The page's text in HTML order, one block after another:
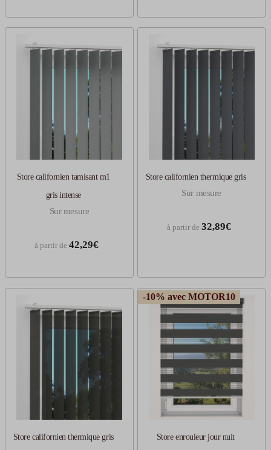
Store californien tamisant m1
gris intense
Sur mesure
à partir de 42,29€
Store californien thermique gris
Sur mesure
à partir de 32,89€
Store californien thermique gris
-10% avec MOTOR10
Store enrouleur jour nuit